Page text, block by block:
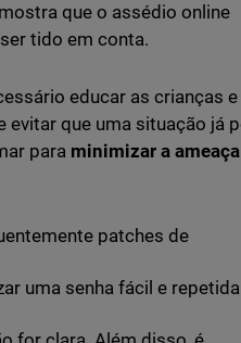
que o assédio online
tido em conta.
educar as crianças
evitar que uma situação já
para minimizar a
patches de
uma senha fácil e repetida